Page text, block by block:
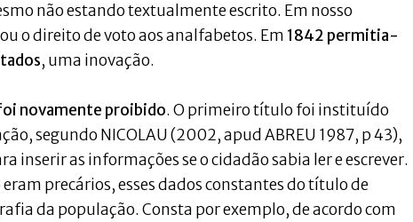
não estando textualmente escrito. Em nosso
o direito de voto aos analfabetos. Em 1842 permitia-
, uma inovação.
novamente proibido. O primeiro título foi instituído
segundo NICOLAU (2002, apud ABREU 1987, p 43),
inserir as informações se o cidadão sabia ler e escrever.
precários, esses dados constantes do título de
da população. Consta por exemplo, de acordo com